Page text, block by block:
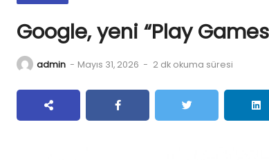
Google, yeni “Play
admin - Mayıs 31, 2026 - 2 dk okuma süresi